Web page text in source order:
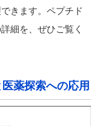
きます。ペプチド
細を、ぜひご覧く
薬探索への応用